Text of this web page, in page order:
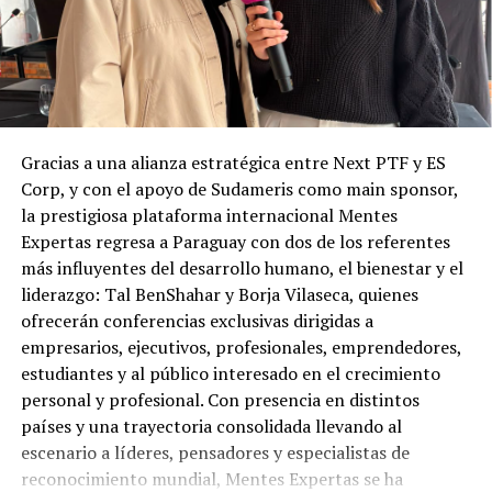
Gracias a una alianza estratégica entre Next PTF y ES
Corp, y con el apoyo de Sudameris como main sponsor,
la prestigiosa plataforma internacional Mentes
Expertas regresa a Paraguay con dos de los referentes
más influyentes del desarrollo humano, el bienestar y el
liderazgo: Tal BenShahar y Borja Vilaseca, quienes
ofrecerán conferencias exclusivas dirigidas a
empresarios, ejecutivos, profesionales, emprendedores,
estudiantes y al público interesado en el crecimiento
personal y profesional. Con presencia en distintos
países y una trayectoria consolidada llevando al
escenario a líderes, pensadores y especialistas de
reconocimiento mundial, Mentes Expertas se ha